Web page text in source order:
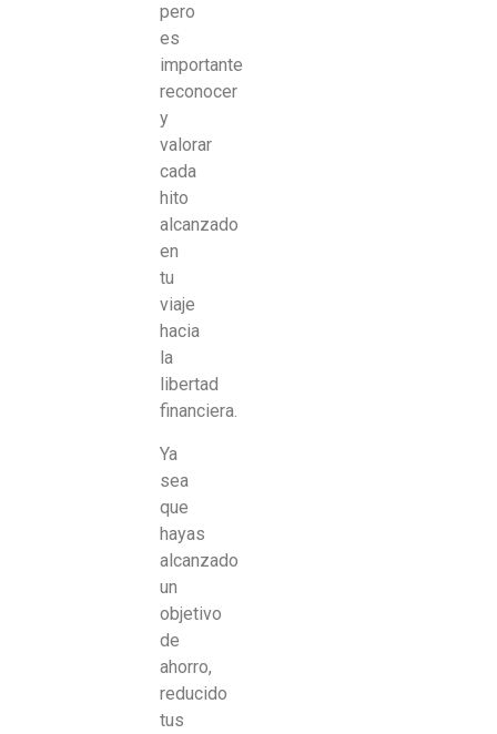
pero
es
importante
reconocer
y
valorar
cada
hito
alcanzado
en
tu
viaje
hacia
la
libertad
financiera.
Ya
sea
que
hayas
alcanzado
un
objetivo
de
ahorro,
reducido
tus